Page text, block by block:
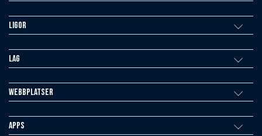
Ligor
Lag
Webbplatser
Apps